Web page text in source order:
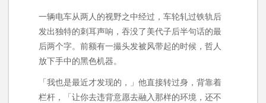
一辆电车从两人的视野之中经过，车轮轧过铁轨后
发出独特的刺耳声响，吞没了美代子后半句话的最
后两个字。前额有一撮头发被风带起的时候，哲人
放下手中的黑色机器。
「我也是最近才发现的，」他直接转过身，背靠着
栏杆，「让你去违背意愿去融入那样的环境，还不